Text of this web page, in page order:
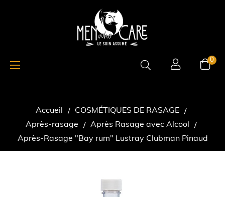
0
Basculer
la
☰
Accueil
COSMÉTIQUES DE RASAGE
Après-rasage
Après Rasage avec Alcool
Après-Rasage "Bay rum" Lustray Clubman Pinaud